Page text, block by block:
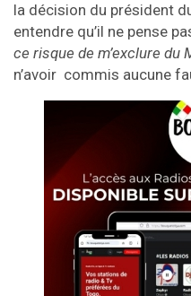
la décision du président
entendre qu’il ne pense
ce risque de m’exclure du
n’avoir commis aucune